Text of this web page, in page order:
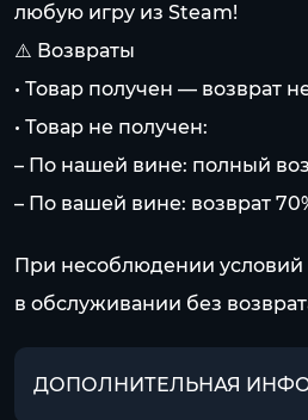
любую игру из Steam!
⚠️ Возвраты
• Товар получен — возврат
• Товар не получен:
– По нашей вине: полный
– По вашей вине: возврат
При несоблюдении
в обслуживании без
ДОПОЛНИТЕЛЬНАЯ